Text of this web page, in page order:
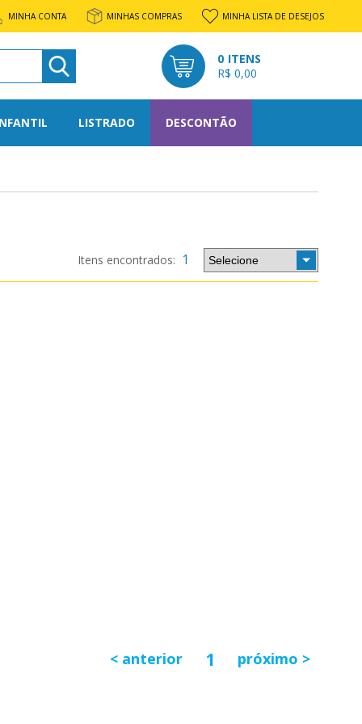
MINHA CONTA MINHAS COMPRAS MINHA LISTA DE DESEJOS
0
R$ 0,00
LISTRADO DESCONTÃO
1
anterior 1 próximo